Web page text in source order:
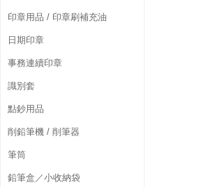
印章用品 / 印章刷補充油
日期印章
事務連續印章
識別套
點鈔用品
削鉛筆機 / 削筆器
筆筒
鉛筆盒／小收納袋